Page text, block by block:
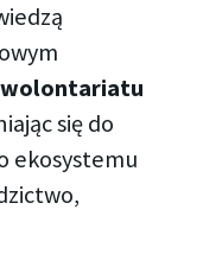
się do
ekosystemu